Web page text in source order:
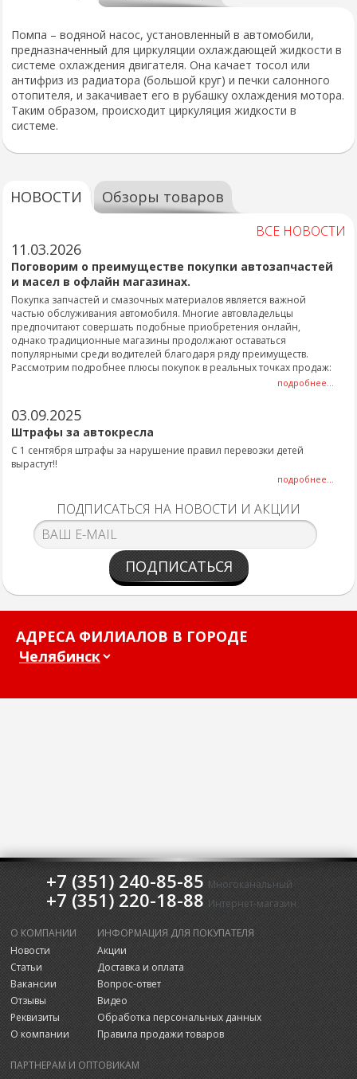
Помпа – водяной насос, установленный в автомобили,
предназначенный для циркуляции охлаждающей жидкости в
системе охлаждения двигателя. Она качает тосол или
антифриз из радиатора (большой круг) и печки салонного
отопителя, и закачивает его в рубашку охлаждения мотора.
Таким образом, происходит циркуляция жидкости в
системе.
НОВОСТИ Обзоры товаров
ВСЕ НОВОСТИ
11.03.2026
Поговорим о преимуществе покупки автозапчастей
и масел в офлайн магазинах.
Покупка запчастей и смазочных материалов является важной
частью обслуживания автомобиля. Многие автовладельцы
предпочитают совершать подобные приобретения онлайн,
однако традиционные магазины продолжают оставаться
популярными среди водителей благодаря ряду преимуществ.
Рассмотрим подробнее плюсы покупок в реальных точках продаж:
подробнее...
03.09.2025
Штрафы за автокресла
С 1 сентября штрафы за нарушение правил перевозки детей
вырастут!!
подробнее...
ПОДПИСАТЬСЯ НА НОВОСТИ И АКЦИИ
ПОДПИСАТЬСЯ
АДРЕСА ФИЛИАЛОВ В ГОРОДЕ
+7 (351) 240-85-85 Многоканальный
+7 (351) 220-18-88 Интернет-магазин
О КОМПАНИИ
Новости
Статьи
Вакансии
Отзывы
Реквизиты
О компании
ИНФОРМАЦИЯ ДЛЯ ПОКУПАТЕЛЯ
Акции
Доставка и оплата
Вопрос-ответ
Видео
Обработка персональных данных
Правила продажи товаров
ПАРТНЕРАМ И ОПТОВИКАМ